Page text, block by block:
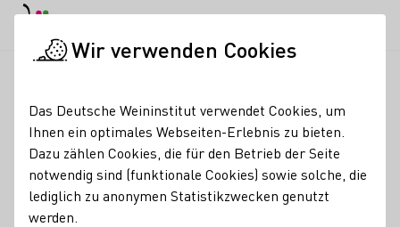
Einordnung der
Empfehlungen zum
Alkoholkonsum durch
Wir verwenden Cookies
Das Deutsche Weininstitut verwendet Cookies, um
Ihnen ein optimales Webseiten-Erlebnis zu bieten.
Dazu zählen Cookies, die für den Betrieb der Seite
notwendig sind (funktionale Cookies) sowie solche, die
lediglich zu anonymen Statistikzwecken genutzt
werden.